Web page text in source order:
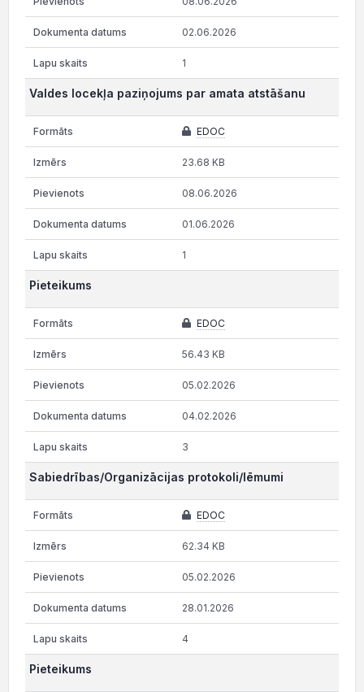
02.06.2026
1
Valdes locekļa paziņojums par amata atstāšanu
EDOC
23.68 KB
08.06.2026
01.06.2026
1
Pieteikums
EDOC
56.43 KB
05.02.2026
04.02.2026
3
Sabiedrības/Organizācijas protokoli/lēmumi
EDOC
62.34 KB
05.02.2026
28.01.2026
4
Pieteikums